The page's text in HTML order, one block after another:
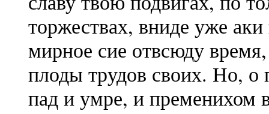
торжествах, вниде уже
мирное сие отвсюду
плоды трудов своих. Но, о
пад и умре, и пременихом